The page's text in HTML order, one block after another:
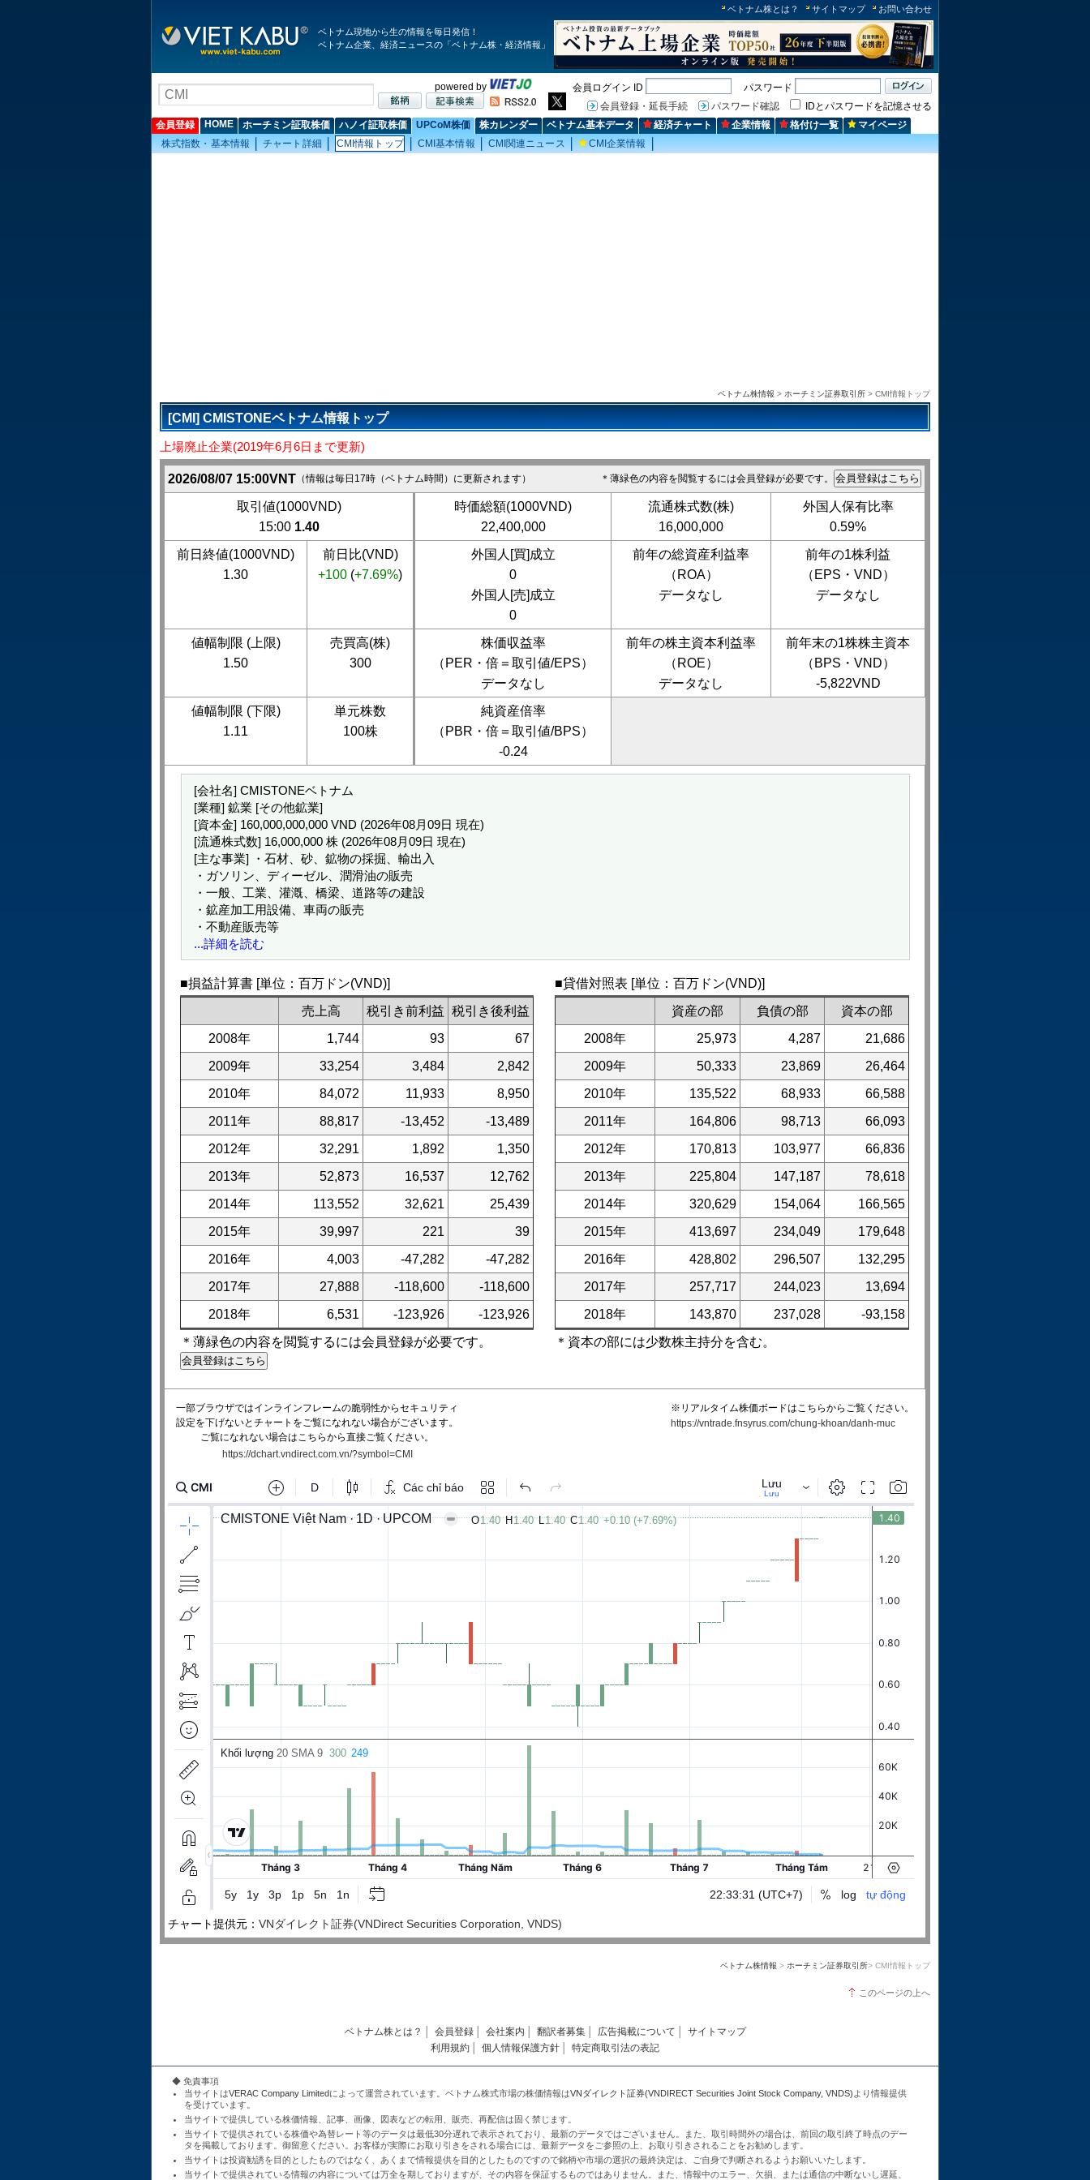
ベトナム株とは？ サイトマップ お問い合わせ
ベトナム現地から生の情報を毎日発信！
ベトナム企業、経済ニュースの「ベトナム株・経済情報」
powered by 会員ログイン ID
パスワード
会員登録・延長手続
パスワード確認
IDとパスワードを記憶させる
会員登録
HOME ホーチミン証取株価 ハノイ証取株価 UPCoM株価 株カレンダー ベトナム基本データ 経済チャート 企業情報 格付け一覧
マイページ
株式指数・基本情報
チャート詳細 CMI情報トップ CMI基本情報 CMI関連ニュース CMI企業情報
ベトナム株情報 > ホーチミン証券取引所 > CMI情報トップ
[CMI] CMISTONEベトナム情報トップ
上場廃止企業(2019年6月6日まで更新)
＊薄緑色の内容を閲覧するには会員登録が必要です。
2026/08/07 15:00VNT （情報は毎日17時（ベトナム時間）に更新されます）
取引値(1000VND)
15:00 1.40
時価総額(1000VND)
22,400,000
流通株式数(株)
16,000,000
外国人保有比率
0.59%
前日終値(1000VND)
1.30
前日比(VND)
+100 (+7.69%)
外国人[買]成立
0
外国人[売]成立
0
前年の総資産利益率
（ROA）
データなし
前年の1株利益
（EPS・VND）
データなし
値幅制限 (上限)
1.50
売買高(株)
300
株価収益率
（PER・倍＝取引値/EPS）
データなし
前年の株主資本利益率
（ROE）
データなし
前年末の1株株主資本
（BPS・VND）
-5,822VND
値幅制限 (下限)
1.11
単元株数
100株
純資産倍率
（PBR・倍＝取引値/BPS）
-0.24
[会社名] CMISTONEベトナム
[業種] 鉱業 [その他鉱業]
[資本金] 160,000,000,000 VND (2026年08月09日 現在)
[流通株式数] 16,000,000 株 (2026年08月09日 現在)
[主な事業] ・石材、砂、鉱物の採掘、輸出入
・ガソリン、ディーゼル、潤滑油の販売
・一般、工業、灌漑、橋梁、道路等の建設
・鉱産加工用設備、車両の販売
・不動産販売等
...詳細を読む
■損益計算書 [単位：百万ドン(VND)]
売上高
税引き前利益 税引き後利益
2008年
1,744 93
67
2009年
33,254 3,484
2,842
2010年
84,072 11,933
8,950
2011年
88,817 -13,452
-13,489
2012年
32,291 1,892
1,350
2013年
52,873 16,537
12,762
2014年
113,552 32,621
25,439
2015年
39,997 221
39
2016年
4,003 -47,282
-47,282
2017年
27,888 -118,600
-118,600
2018年
6,531 -123,926
-123,926
＊薄緑色の内容を閲覧するには会員登録が必要です。
■貸借対照表 [単位：百万ドン(VND)]
資産の部
負債の部
資本の部
2008年
25,973 4,287
21,686
2009年
50,333 23,869
26,464
2010年
135,522 68,933
66,588
2011年
164,806 98,713
66,093
2012年
170,813 103,977
66,836
2013年
225,804 147,187
78,618
2014年
320,629 154,064
166,565
2015年
413,697 234,049
179,648
2016年
428,802 296,507
132,295
2017年
257,717 244,023
13,694
2018年
143,870 237,028
-93,158
＊資本の部には少数株主持分を含む。
※リアルタイム株価ボードはこちらからご覧ください。
https://vntrade.fnsyrus.com/chung-khoan/danh-muc
一部ブラウザではインラインフレームの脆弱性からセキュリティ
設定を下げないとチャートをご覧になれない場合がございます。
ご覧になれない場合はこちらから直接ご覧ください。
https://dchart.vndirect.com.vn/?symbol=CMI
チャート提供元： VNダイレクト証券(VNDirect Securities Corporation, VNDS)
ベトナム株情報 > ホーチミン証券取引所> CMI情報トップ
このページの上へ
ベトナム株とは？ 会員登録 会社案内 翻訳者募集 広告掲載について
サイトマップ
利用規約
個人情報保護方針 特定商取引法の表記
◆ 免責事項
当サイトはVERAC Company Limitedによって運営されています。ベトナム株式市場の株価情報はVNダイレクト証券(VNDIRECT Securities Joint Stock Company, VNDS) より情報提供
を受けています。
当サイトで提供している株価情報、記事、画像、図表などの転用、販売、再配信は固く禁じます。
当サイトで提供されている株価や為替レート等のデータは最低30分遅れで表示されており、最新のデータではございません。また、取引時間外の場合は、前回の取引終了時点のデー
タを掲載しております。御留意ください。お客様が実際にお取り引きをされる場合には、最新データをご参照の上、お取り引きされることをお勧めします。
当サイトは投資勧誘を目的としたものではなく、あくまで情報提供を目的としたものですので銘柄や市場の選択の最終決定は、ご自身で判断されるようお願いいたします。
当サイトで提供されている情報の内容については万全を期しておりますが、その内容を保証するものではありません。また、情報中のエラー、欠損、または通信の中断ないし遅延、